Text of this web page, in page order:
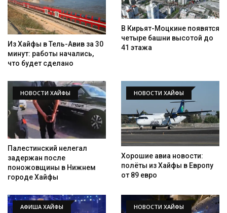
Искать
Из Хайфы в Тель-Авив за 30
минут: работы начались,
что будет сделано
В Кирьят-Моцкине появятся
четыре башни высотой до
41 этажа
НОВОСТИ ХАЙФЫ
Палестинский нелегал
задержан после
поножовщины в Нижнем
городе Хайфы
НОВОСТИ ХАЙФЫ
Хорошие авиа новости:
полёты из Хайфы в Европу
от 89 евро
АФИША ХАЙФЫ НОВОСТИ ХАЙФЫ